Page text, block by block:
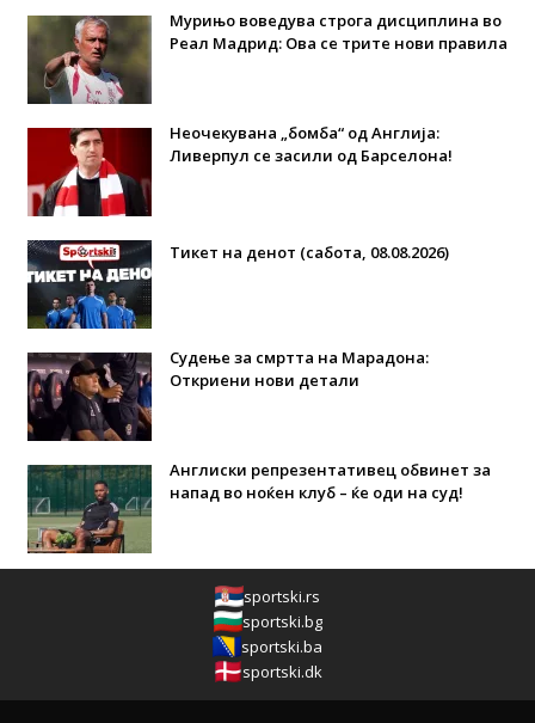
Мурињо воведува строга дисциплина во
Реал Мадрид: Ова се трите нови правила
Неочекувана „бомба“ од Англија:
Ливерпул се засили од Барселона!
Тикет на денот (сабота, 08.08.2026)
Судење за смртта на Марадона:
Откриени нови детали
Англиски репрезентативец обвинет за
напад во ноќен клуб – ќе оди на суд!
sportski.rs
sportski.bg
sportski.ba
sportski.dk